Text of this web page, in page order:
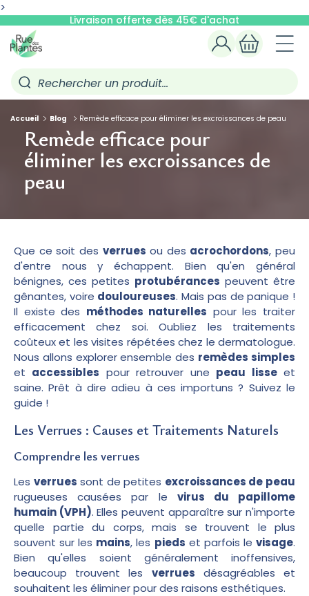
>
PASSER
AU
CONTENU
Livraison offerte dès 45€ d'achat
Rechercher un produit…
ConnexionPanier
Accueil Blog Remède efficace pour éliminer les excroissances de peau
Remède efficace pour
éliminer les excroissances de
peau
Que ce soit des verrues ou des acrochordons, peu
d'entre nous y échappent. Bien qu'en général
bénignes, ces petites protubérances peuvent être
gênantes, voire douloureuses. Mais pas de panique !
Il existe des méthodes naturelles pour les traiter
efficacement chez soi. Oubliez les traitements
coûteux et les visites répétées chez le dermatologue.
Nous allons explorer ensemble des remèdes simples
et accessibles pour retrouver une peau lisseet
saine. Prêt à dire adieu à ces importuns ? Suivez le
guide !
Les Verrues : Causes et Traitements Naturels
Comprendre les verrues
Les verrues sont de petites excroissances de peau
rugueuses causées par le virus du papillome
humain (VPH). Elles peuvent apparaître sur n'importe
quelle partie du corps, mais se trouvent le plus
souvent sur les mains, les pieds et parfois levisage.
Bien qu'elles soient généralement inoffensives,
beaucoup trouvent les verrues désagréables et
souhaitent les éliminer pour des raisons esthétiques.